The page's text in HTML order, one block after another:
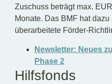
Zuschuss beträgt max.
Monate. Das BMF hat
überarbeitete Förder-
Newsletter: Neues
Phase 2
Hilfsfonds